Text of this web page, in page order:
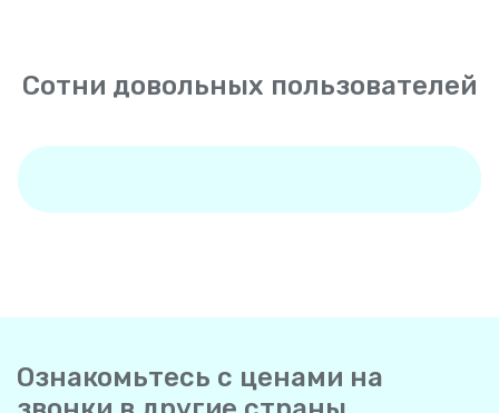
Сотни довольных пользователей
Ознакомьтесь с ценами на